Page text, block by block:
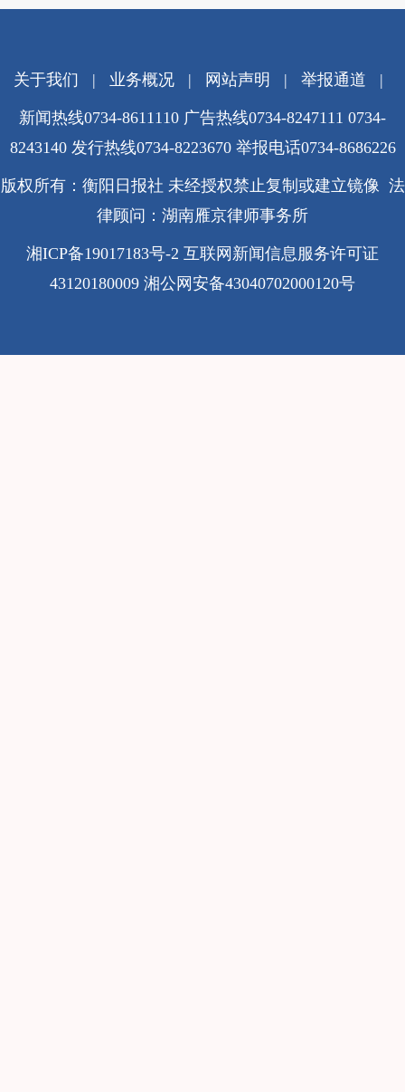
关于我们 | 业务概况| 网站声明 | 举报通道 |
新闻热线0734-8611110 广告热线0734-8247111 0734-
8243140 发行热线0734-8223670 举报电话0734-8686226
版权所有：衡阳日报社 未经授权禁止复制或建立镜像 法
律顾问：湖南雁京律师事务所
湘ICP备19017183号-2 互联网新闻信息服务许可证
43120180009 湘公网安备43040702000120号